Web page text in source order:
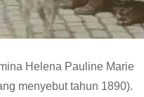
Helena Pauline Marie
menyebut tahun 1890).